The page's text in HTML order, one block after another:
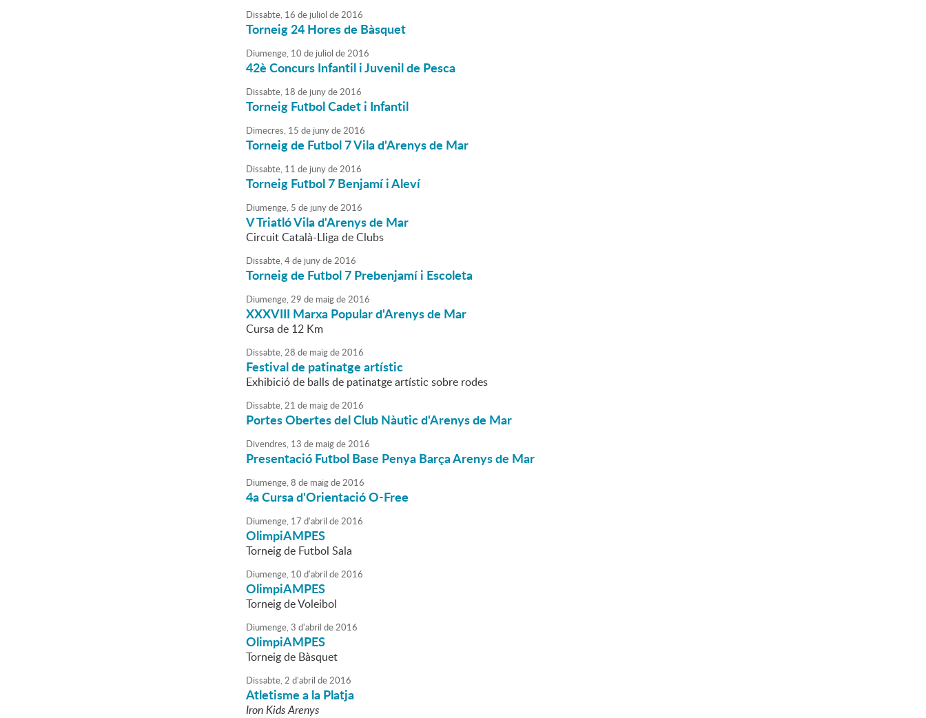
Dissabte, 16 de juliol de2016
Torneig 24 Hores de Bàsquet
Diumenge, 10 de juliol de2016
42è Concurs Infantil i Juvenil de Pesca
Dissabte, 18 de junyde2016
Torneig Futbol Cadet i Infantil
Dimecres, 15 de junyde2016
Torneig de Futbol 7 Vila d'Arenys de Mar
Dissabte, 11 de junyde2016
Torneig Futbol 7 Benjamí i Aleví
Diumenge, 5 de junyde2016
V Triatló Vila d'Arenys de Mar
Circuit Català-Lliga de Clubs
Dissabte,4de junyde2016
Torneig de Futbol 7 Prebenjamí i Escoleta
Diumenge,29 de maigde2016
XXXVIII Marxa Popular d'Arenys de Mar
Cursa de 12 Km
Dissabte,28 de maigde2016
Festival de patinatge artístic
Exhibició de balls de patinatge artístic sobre rodes
Dissabte,21 de maigde2016
Portes Obertes del Club Nàutic d'Arenys de Mar
Divendres, 13 de maigde2016
Presentació Futbol Base Penya Barça Arenys de Mar
Diumenge,8 de maigde2016
4a Cursa d'Orientació O-Free
Diumenge, 17 d'abril de2016
OlimpiAMPES
Torneig de Futbol Sala
Diumenge, 10 d'abril de2016
OlimpiAMPES
Torneig de Voleibol
Diumenge,3 d'abril de2016
OlimpiAMPES
Torneig de Bàsquet
Dissabte,2 d'abril de2016
Atletisme a la Platja
Iron Kids Arenys